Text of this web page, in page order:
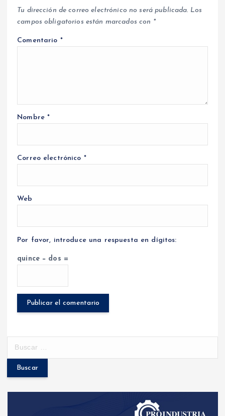
Tu dirección de correo electrónico no será publicada. Los
campos obligatorios están marcados con *
Comentario *
Nombre*
Correo electrónico *
Web
Por favor, introduce una respuesta en dígitos:
quince − dos =
c